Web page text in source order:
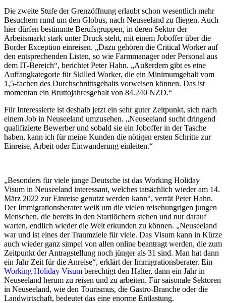
Die zweite Stufe der Grenzöffnung erlaubt schon wesentlich mehr
Besuchern rund um den Globus, nach Neuseeland zu fliegen. Auch
hier dürfen bestimmte Berufsgruppen, in deren Sektor der
Arbeitsmarkt stark unter Druck steht, mit einem Joboffer über die
Border Exception einreisen. „Dazu gehören die Critical Worker auf
den entsprechenden Listen, so wie Farmmanager oder Personal aus
dem IT-Bereich“, berichtet Peter Hahn. „Außerdem gibt es eine
Auffangkategorie für Skilled Worker, die ein Minimumgehalt vom
1,5-fachen des Durchschnittsgehalts vorweisen können. Das ist
momentan ein Bruttojahresgehalt von 84.240 NZD.“
Für Interessierte ist deshalb jetzt ein sehr guter Zeitpunkt, sich nach
einem Job in Neuseeland umzusehen. „Neuseeland sucht dringend
qualifizierte Bewerber und sobald sie ein Joboffer in der Tasche
haben, kann ich für meine Kunden die nötigen ersten Schritte zur
Einreise, Arbeit oder Einwanderung einleiten.“
„Besonders für viele junge Deutsche ist das Working Holiday
Visum in Neuseeland interessant, welches tatsächlich wieder am 14.
März 2022 zur Einreise genutzt werden kann“, verrät Peter Hahn.
Der Immigrationsberater weiß um die vielen reisehungrigen jungen
Menschen, die bereits in den Startlöchern stehen und nur darauf
warten, endlich wieder die Welt erkunden zu können. „Neuseeland
war und ist eines der Traumziele für viele. Das Visum kann in Kürze
auch wieder ganz simpel von allen online beantragt werden, die zum
Zeitpunkt der Antragstellung noch jünger als 31 sind. Man hat dann
ein Jahr Zeit für die Anreise“, erklärt der Immigrationsberater. Ein
Working Holiday Visum berechtigt den Halter, dann ein Jahr in
Neuseeland herum zu reisen und zu arbeiten. Für saisonale Sektoren
in Neuseeland, wie den Tourismus, die Gastro-Branche oder die
Landwirtschaft, bedeutet das eine enorme Entlastung.